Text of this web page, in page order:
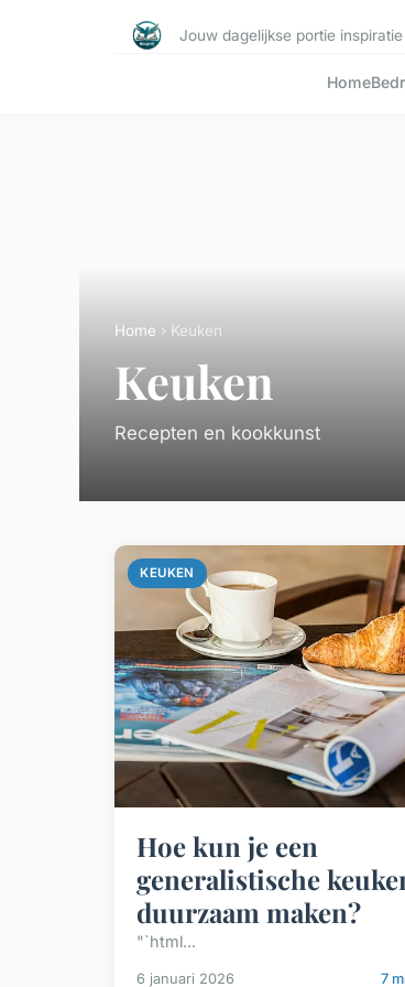
Jouw dagelijkse portie
Home
Home › Keuken
Keuken
Recepten en kookkunst
KEUKEN
Hoe kun je een
generalistische
duurzaam maken?
"`html...
6 januari 2026 7